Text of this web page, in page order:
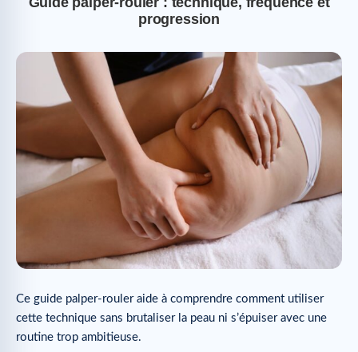
progression
Ce guide palper-rouler aide à comprendre comment utiliser
cette technique sans brutaliser la peau ni s’épuiser avec une
routine trop ambitieuse.